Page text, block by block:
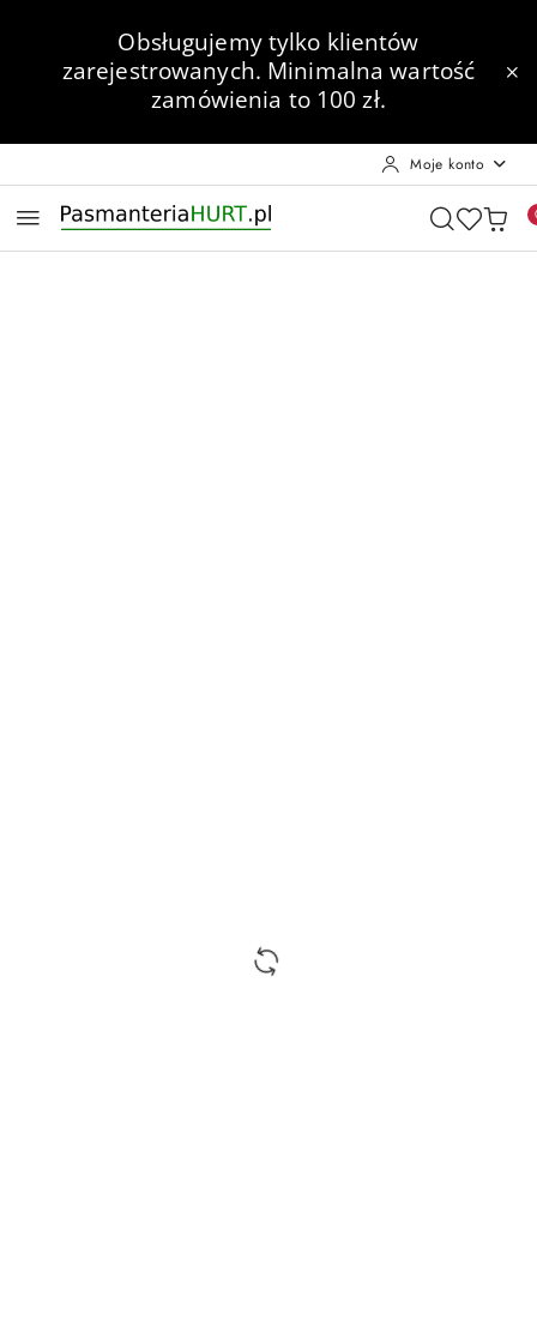
Przejdź do treści głównej
Przejdź do wyszukiwarki
Przejdź do moje konto
Przejdź do menu głównego
Przejdź do opisu produktu
Przejdź do stopki
Obsługujemy tylko klientów
zarejestrowanych. Minimalna wartość
zamówienia to 100 zł.
Moje konto